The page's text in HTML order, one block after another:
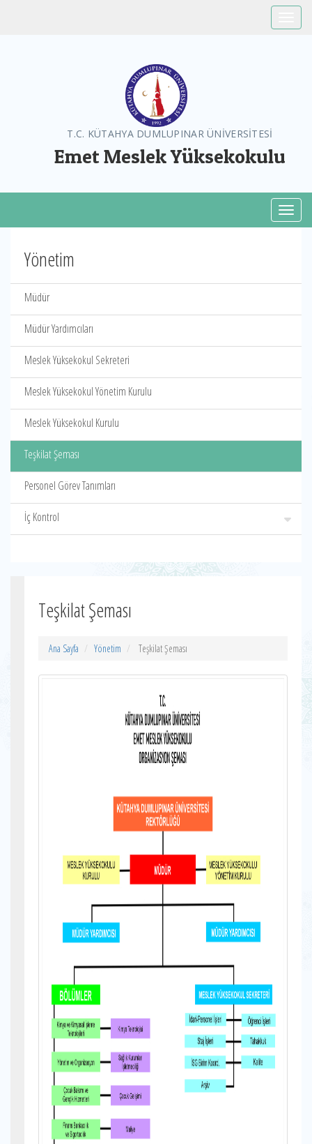
T.C. KÜTAHYA DUMLUPINAR ÜNİVERSİTESİ
Emet Meslek Yüksekokulu
Yönetim
Müdür
Müdür Yardımcıları
Meslek Yüksekokul Sekreteri
Meslek Yüksekokul Yönetim Kurulu
Meslek Yüksekokul Kurulu
Teşkilat Şeması
Personel Görev Tanımları
İç Kontrol
Teşkilat Şeması
Ana Sayfa Yönetim Teşkilat Şeması